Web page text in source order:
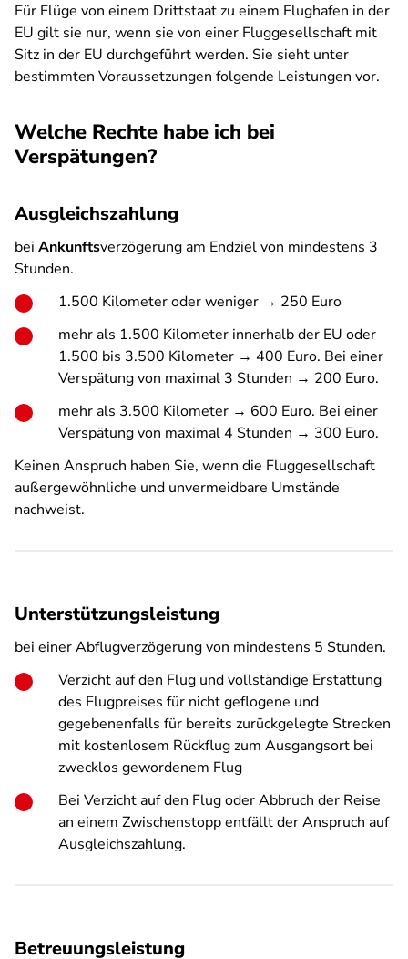
Für Flüge von einem Drittstaat zu einem Flughafen in der
EU gilt sie nur, wenn sie von einer Fluggesellschaft mit
Sitz in der EU durchgeführt werden. Sie sieht unter
bestimmten Voraussetzungen folgende Leistungen vor.
Welche Rechte habe ich bei
Verspätungen?
Ausgleichszahlung
bei Ankunftsverzögerung am Endziel von mindestens 3
Stunden.
1.500 Kilometer oder weniger → 250 Euro
mehr als 1.500 Kilometer innerhalb der EU oder
1.500 bis 3.500 Kilometer → 400 Euro. Bei einer
Verspätung von maximal 3 Stunden → 200 Euro.
mehr als 3.500 Kilometer → 600 Euro. Bei einer
Verspätung von maximal 4 Stunden → 300 Euro.
Keinen Anspruch haben Sie, wenn die Fluggesellschaft
außergewöhnliche und unvermeidbare Umstände
nachweist.
Unterstützungsleistung
bei einer Abflugverzögerung von mindestens 5 Stunden.
Verzicht auf den Flug und vollständige Erstattung
des Flugpreises für nicht geflogene und
gegebenenfalls für bereits zurückgelegte Strecken
mit kostenlosem Rückflug zum Ausgangsort bei
zwecklos gewordenem Flug
Bei Verzicht auf den Flug oder Abbruch der Reise
an einem Zwischenstopp entfällt der Anspruch auf
Ausgleichszahlung.
Betreuungsleistung